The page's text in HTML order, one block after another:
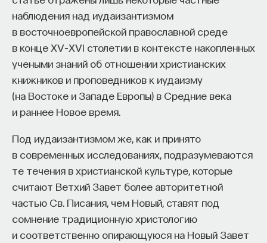
наблюдения над иудаизантизмом
в восточноевропейской православной среде
в конце XV–XVI столетии в контексте накопленных
учеными знаний об отношении христианских
книжников и проповедников к иудаизму
(на Востоке и Западе Европы) в Средние века
и раннее Новое время.
Под иудаизантизмом же, как и принято
в современных исследованиях, подразумеваются
те течения в христианской культуре, которые
считают Ветхий Завет более авторитетной
частью Св. Писания, чем Новый, ставят под
сомнение традиционную христологию
и соответственно опирающуюся на Новый Завет